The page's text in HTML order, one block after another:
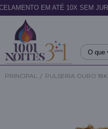
SEM JUROS
PRINCIPAL PULSEIRA OURO 18K